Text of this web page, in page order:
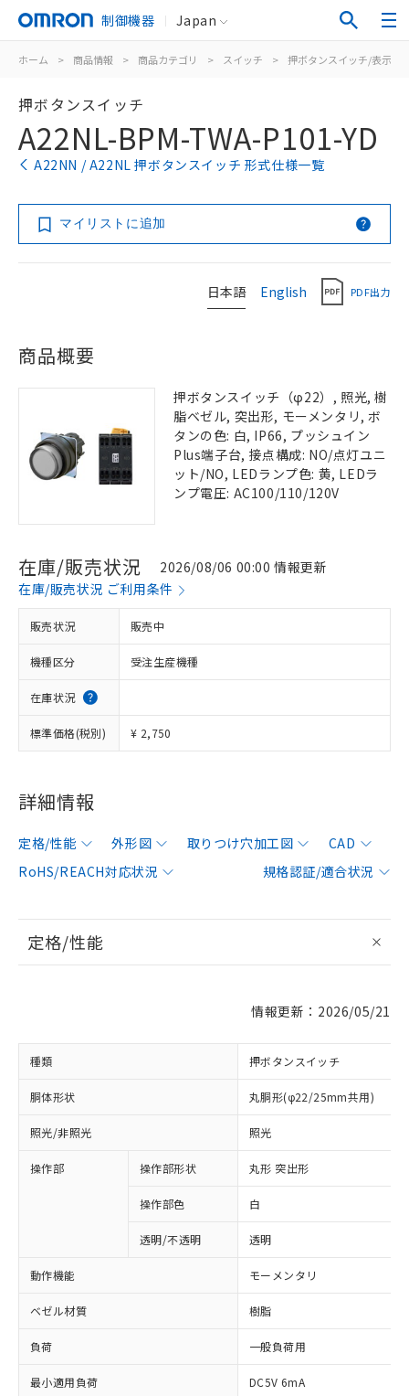
制御機器 Japan
ホーム > 商品情報 > 商品カテゴリ > スイッチ > 押ボタンスイッチ/表示灯
押ボタンスイッチ
A22NL-BPM-TWA-P101-YD
A22NN / A22NL 押ボタンスイッチ 形式仕様一覧
マイリストに追加
日本語 English PDF出力
商品概要
押ボタンスイッチ（φ22）, 照光, 樹
脂ベゼル, 突出形, モーメンタリ, ボ
タンの色: 白, IP66, プッシュイン
Plus端子台, 接点構成: NO/点灯ユニ
ット/NO, LEDランプ色: 黄, LEDラ
ンプ電圧: AC100/110/120V
在庫/販売状況
2026/08/06 00:00 情報更新
在庫/販売状況 ご利用条件
販売状況 販売中
機種区分 受注生産機種
在庫状況
標準価格(税別) ¥ 2,750
詳細情報
定格/性能 外形図 取りつけ穴加工図
CAD
RoHS/REACH対応状況
規格認証/適合状況
定格/性能
情報更新：2026/05/21
種類 押ボタンスイッチ
胴体形状 丸胴形(φ22/25mm共用)
照光/非照光 照光
操作部 操作部形状 丸形 突出形
操作部色 白
透明/不透明 透明
動作機能 モーメンタリ
ベゼル材質 樹脂
負荷 一般負荷用
最小適用負荷 DC5V 6mA